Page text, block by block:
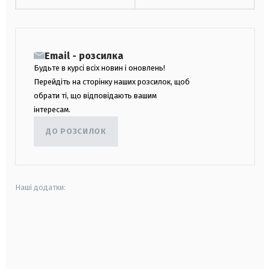
Email - розсилка
Будьте в курсі всіх новин і оновлень!
Перейдіть на сторінку наших розсилок, щоб
обрати ті, що відповідають вашим
інтересам.
ДО РОЗСИЛОК
Наші додатки: